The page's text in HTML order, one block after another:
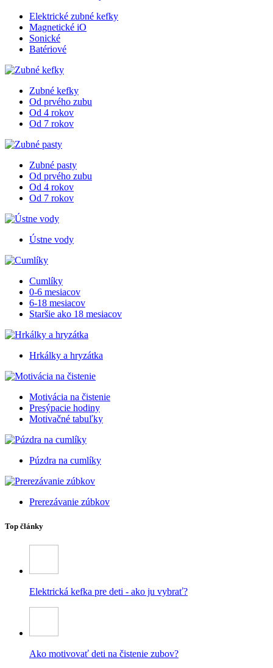
Elektrické zubné kefky
Magnetické iO
Sonické
Batériové
Zubné kefky
Od prvého zubu
Od 4 rokov
Od 7 rokov
Zubné pasty
Od prvého zubu
Od 4 rokov
Od 7 rokov
Ústne vody
Cumlíky
0-6 mesiacov
6-18 mesiacov
Staršie ako 18 mesiacov
Hrkálky a hryzátka
Motivácia na čistenie
Presýpacie hodiny
Motivačné tabuľky
Púzdra na cumlíky
Prerezávanie zúbkov
Top články
Elektrická kefka pre deti - ako ju vybrať?
Ako motivovať deti na čistenie zubov?